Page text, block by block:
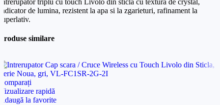
Telefon*
Email*
Telefon *
Cerințele tale (proiect, buget, termen, alte produse)
de lumina, rezistent la apa si la zgarieturi, rafinament la
similare
rapidă
la favorite